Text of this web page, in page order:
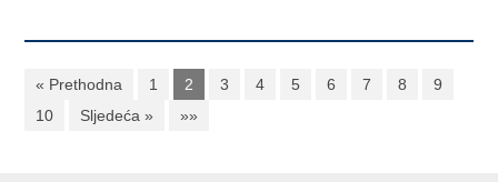
« Prethodna 1 2 3 4 5 6 7 8
9
10
Sljedeća » »»